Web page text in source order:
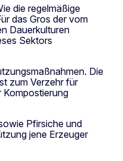
die regelmäßige
das Gros der vom
Dauerkulturen
Sektors
Die
zum Verzehr für
Kompostierung
Pfirsiche und
jene Erzeuger